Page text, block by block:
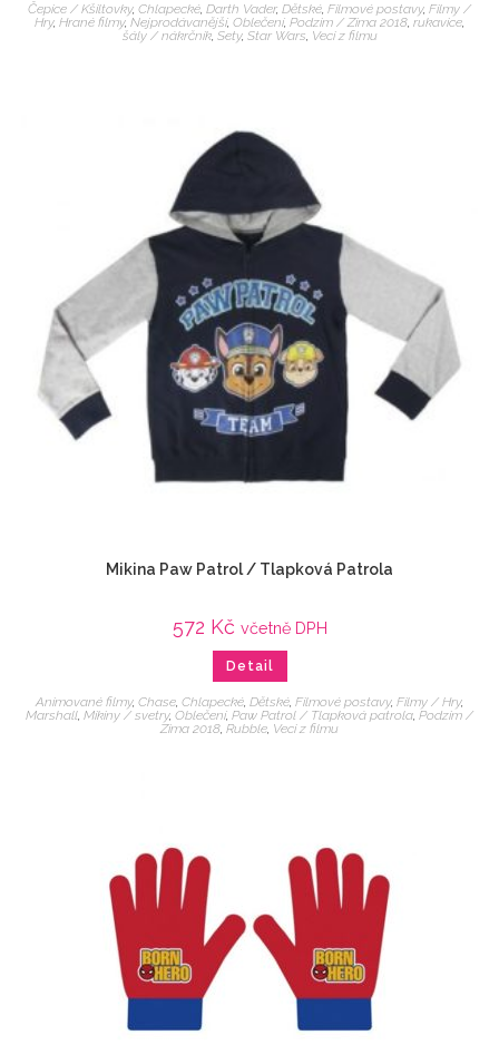
Čepice / Kšiltovky, Chlapecké, Darth Vader, Dětské, Filmové postavy, Filmy /
Hry, Hrané filmy, Nejprodávanější, Oblečení, Podzim / Zima 2018, rukavice,
šály / nákrčník, Sety, Star Wars, Veci z filmu
Mikina Paw Patrol / Tlapková Patrola
572 Kč včetně DPH
Detail
Animované filmy, Chase, Chlapecké, Dětské, Filmové postavy, Filmy / Hry,
Marshall, Mikiny / svetry, Oblečení, Paw Patrol / Tlapková patrola, Podzim /
Zima 2018, Rubble, Veci z filmu